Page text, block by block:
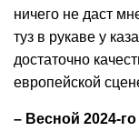
ничего не даст
туз в рукаве у
достаточно
европейской
– Весной 2024-